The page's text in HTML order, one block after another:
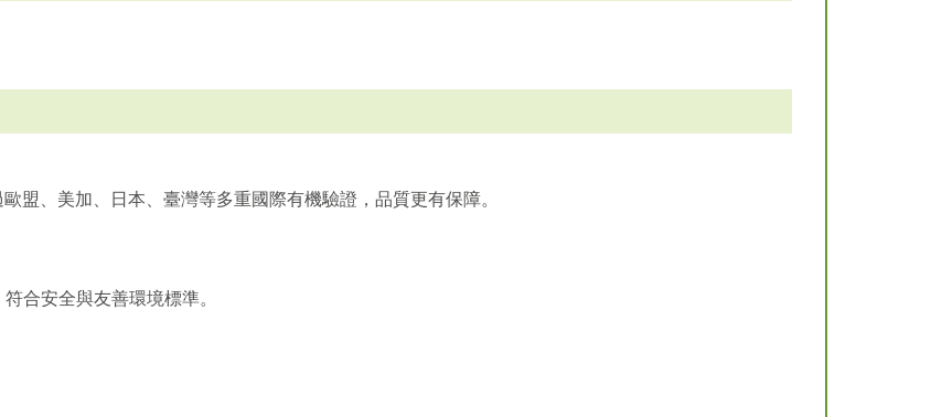
盟、美加、日本、臺灣等多重國際有機驗證，品質更有保障。
合安全與友善環境標準。